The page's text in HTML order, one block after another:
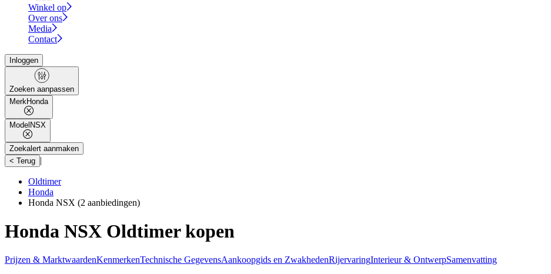
Winkel op
Over ons
Media
Contact
Inloggen
Zoeken aanpassen
MerkHonda
ModelNSX
Zoekalert aanmaken
< Terug |
Oldtimer
Honda
Honda NSX (2 aanbiedingen)
Honda NSX Oldtimer kopen
Prijzen & MarktwaardenKenmerkenTechnische GegevensAankoopgids en ZwakhedenRijervaringInterieur & OntwerpSamenvatting